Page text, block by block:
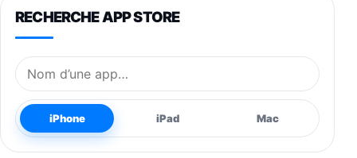
RECHERCHE APP STORE
Nom de l’application
iPhone iPad Mac